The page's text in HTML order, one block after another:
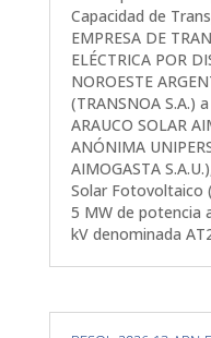
Capacidad de
EMPRESA DE
ELÉCTRICA POR
NOROESTE
(TRANSNOA S.A.)
ARAUCO SOLAR
ANÓNIMA
AIMOGASTA
Solar Fotovoltaico
5 MW de potencia
kV denominada